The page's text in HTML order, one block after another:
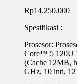
Rp14.250.000
Spesifikasi :
Prosesor:
Core™️ 5 120U
(Cache 12MB,
GHz, 10 inti,